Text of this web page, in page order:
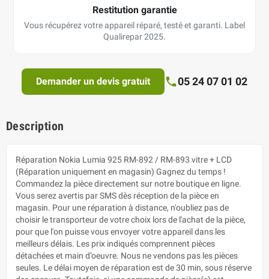
Restitution garantie
Vous récupérez votre appareil réparé, testé et garanti. Label
Qualirepar 2025.
Demander un devis gratuit 05 24 07 01 02
Description
Réparation Nokia Lumia 925 RM-892 / RM-893 vitre + LCD
(Réparation uniquement en magasin) Gagnez du temps !
Commandez la pièce directement sur notre boutique en ligne.
Vous serez avertis par SMS dès réception de la pièce en
magasin. Pour une réparation à distance, n'oubliez pas de
choisir le transporteur de votre choix lors de l'achat de la pièce,
pour que l'on puisse vous envoyer votre appareil dans les
meilleurs délais. Les prix indiqués comprennent pièces
détachées et main d’oeuvre. Nous ne vendons pas les pièces
seules. Le délai moyen de réparation est de 30 min, sous réserve